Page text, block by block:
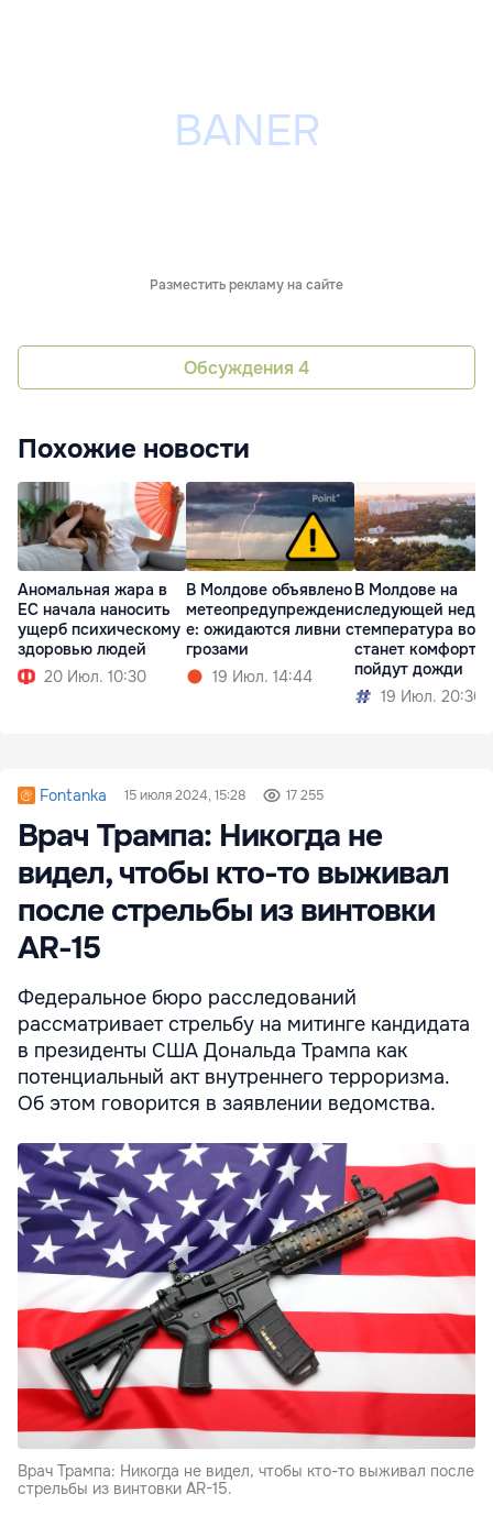
Разместить рекламу на сайте
Обсуждения 4
Похожие новости
Аномальная жара в
ЕС начала наносить
ущерб психическому
здоровью людей
20 Июл. 10:30
В Молдове объявлено
метеопредупреждени
е: ожидаются ливни с
грозами
19 Июл. 14:44
В Молдове на
следующей
температура
станет
пойдут дожди
19 Июл. 20:30
Fontanka 15 июля 2024, 15:28 17 255
Врач Трампа: Никогда не
видел, чтобы кто-то выживал
после стрельбы из винтовки
AR-15
Федеральное бюро расследований
рассматривает стрельбу на митинге кандидата
в президенты США Дональда Трампа как
потенциальный акт внутреннего терроризма.
Об этом говорится в заявлении ведомства.
Врач Трампа: Никогда не видел, чтобы кто-то выживал после
стрельбы из винтовки AR-15.